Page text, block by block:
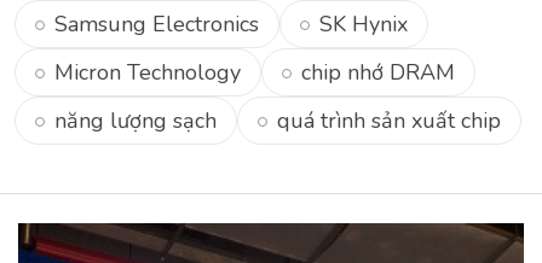
Samsung Electronics
SK Hynix
Micron Technology
chip nhớ DRAM
năng lượng sạch
quá trình sản xuất chip